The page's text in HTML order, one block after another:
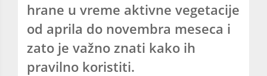
hrane u vreme aktivne vegetacije
od aprila do novembra meseca i
zato je važno znati kako ih
pravilno koristiti.